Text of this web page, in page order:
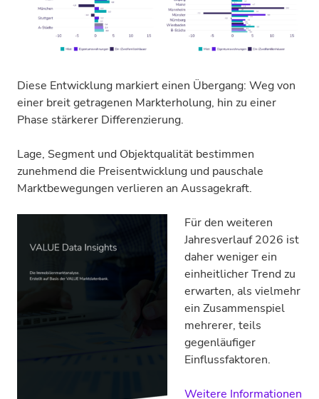
Diese Entwicklung markiert einen Übergang: Weg von
einer breit getragenen Markterholung, hin zu einer
Phase stärkerer Differenzierung.
Lage, Segment und Objektqualität bestimmen
zunehmend die Preisentwicklung und pauschale
Marktbewegungen verlieren an Aussagekraft.
Für den weiteren
Jahresverlauf 2026 ist
daher weniger ein
einheitlicher Trend zu
erwarten, als vielmehr
ein Zusammenspiel
mehrerer, teils
gegenläufiger
Einflussfaktoren.
Weitere Informationen